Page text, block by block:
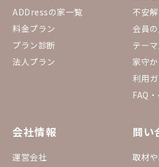
ADDressの家一覧
料金プラン
プラン診断
法人プラン
不安
会員
テー
家守
利用
FAQ
会社情報
運営会社
問い
取材